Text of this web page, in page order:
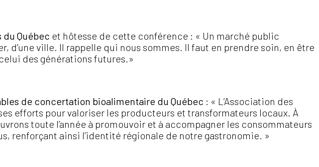
Québec et hôtesse de cette conférence : « Un marché public
d’une ville. Il rappelle qui nous sommes. Il faut en prendre soin, en être
des générations futures.»
de concertation bioalimentaire du Québec : « L’Association des
efforts pour valoriser les producteurs et transformateurs locaux. À
toute l’année à promouvoir et à accompagner les consommateurs
renforçant ainsi l’identité régionale de notre gastronomie. »